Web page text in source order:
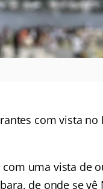
com vista no
uma vista de
de onde se